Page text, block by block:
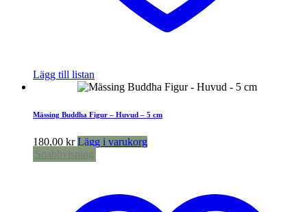
Lägg till listan
Mässing Buddha Figur – Huvud – 5 cm
180,00 kr Lägg i varukorg
Snabbvisning